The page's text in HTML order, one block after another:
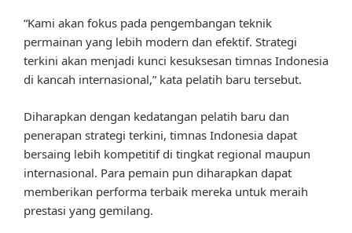
“Kami akan fokus pada pengembangan teknik
permainan yang lebih modern dan efektif. Strategi
terkini akan menjadi kunci kesuksesan timnas Indonesia
di kancah internasional,” kata pelatih baru tersebut.
Diharapkan dengan kedatangan pelatih baru dan
penerapan strategi terkini, timnas Indonesia dapat
bersaing lebih kompetitif di tingkat regional maupun
internasional. Para pemain pun diharapkan dapat
memberikan performa terbaik mereka untuk meraih
prestasi yang gemilang.